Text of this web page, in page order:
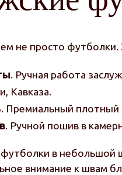
не просто футболки.
. Ручная работа
Кавказа.
. Премиальный плотный
. Ручной пошив в
в небольшой
внимание к швам